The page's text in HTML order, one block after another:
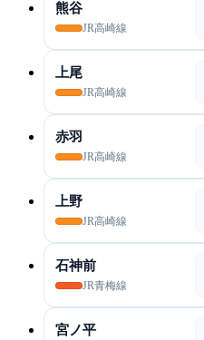
熊谷
JR高崎線
上尾
JR高崎線
赤羽
JR高崎線
上野
JR高崎線
石神前
JR青梅線
宮ノ平